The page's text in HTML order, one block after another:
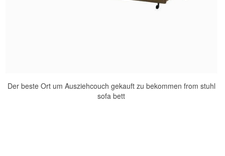
Der beste Ort um Ausziehcouch gekauft zu bekommen from stuhl
sofa bett